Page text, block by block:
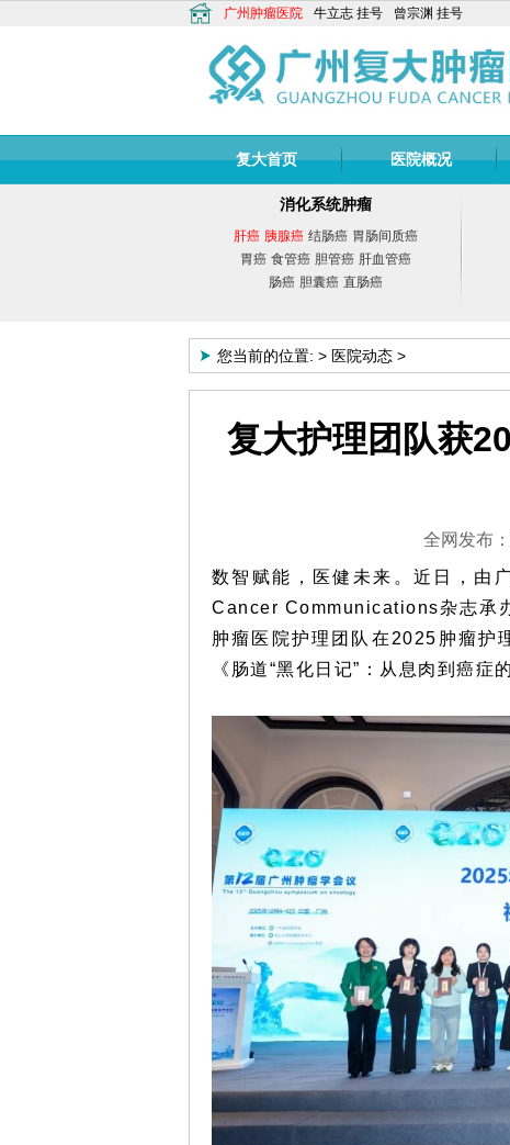
广州肿瘤医院 牛立志 挂号 曾宗渊 挂号
复大首页 医院概况
消化系统肿瘤
肝癌 胰腺癌 结肠癌 胃肠间质癌
胃癌 食管癌 胆管癌 肝血管癌
肠癌 胆囊癌 直肠癌
您当前的位置: > 医院动态 >
复大护理团队获
全网发布
数智赋能，医健未来。近日，由
Cancer Communications杂志承
肿瘤医院护理团队在2025肿瘤护
《肠道“黑化日记”：从息肉到癌症
第四军医
导师...详细